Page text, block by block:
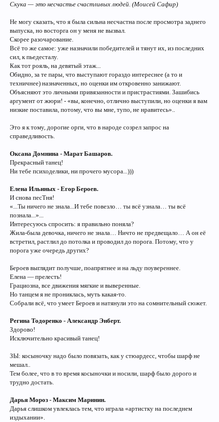
Скука — это несчастье счастливых людей. (Моисей Сафир)
Не могу сказать, что я была сильна несчастна после просмотра заднего
выпуска, но восторга он у меня не вызвал.
Скорее разочарование.
Всё то же самое: уже назначили победителей и тянут их, из последних
сил, к пьедесталу.
Как тот рояль, на девятый этаж...
Обидно, за те пары, что выступают гораздо интереснее (а то и
техничнее) назначенных, но оценки им откровенно занижают.
Объясняют это личными привязанности и пристрастиями. Зашибись
аргумент от жюри! - «вы, конечно, отлично выступили, но оценки я вам
низкие поставила, потому, что вы мне, тупо, не нравитесь»..
Это я к тому, дорогие орги, что в народе созрел запрос на
справедливость.
Оксана Домнина - Марат Башаров.
Прекрасный танец!
Ни тебе психоделики, ни прочего мусора...)))
Елена Ильиных - Егор Бероев.
И снова песТня!
«...Ты ничего не знала...И тебе повезло… ты всё узнала… ты всё
познала...»...
Интересуюсь спросить: я правильно поняла?
Жила-была девочка, ничего не знала… Ничто не предвещало… А он её
встретил, растлил до потолка и проводил до порога. Потому, что у
порога уже очередь других?
Бероев выглядит получше, поапрятнее и на льду поувереннее.
Елена — прелесть!
Грациозна, все движения мягкие и выверенные.
Но танцем я не прониклась, муть какая-то.
Собрали всё, что умеет Бероев и натянули это на сомнительный сюжет.
Регина Тодоренко - Александр Энберт.
Здорово!
Исключительно красивый танец!
ЗЫ: косыночку надо было повязать, как у стюардесс, чтобы шарф не
мешал..
Тем более, что в то время косыночки и носили, шарф было дорого и
трудно достать.
Дарья Мороз - Максим Маринин.
Дарья слишком увлеклась тем, что играла «артистку на последнем
издыхании».